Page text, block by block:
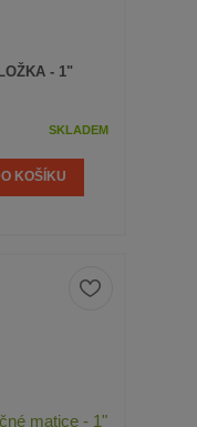
- 1"
SKLADEM
KOŠÍKU